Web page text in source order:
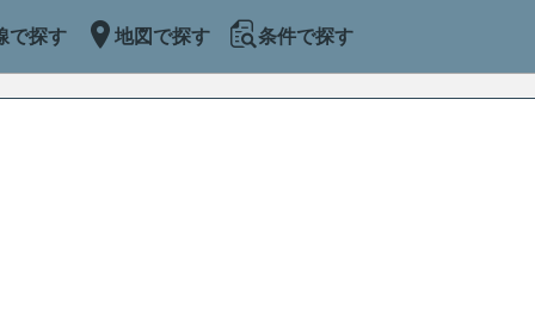
で探す 地図で探す 条件で探す